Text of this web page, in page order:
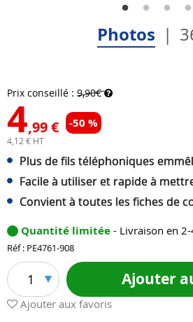
Photos
Prix conseillé : 9,90€
4,99 € -50 %
4,12 € HT
Plus de fils téléphoniques
Facile à utiliser et rapide à
Convient à toutes les fiches de
Quantité limitée - Livraison en
Réf : PE4761-908
1 Ajouter
Ajouter aux favoris